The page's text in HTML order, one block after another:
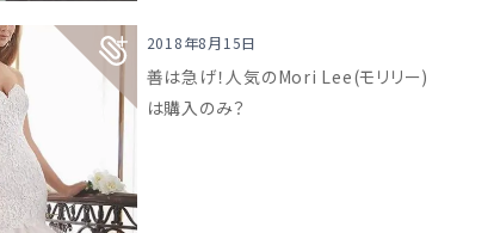
2018年8月15日
善は急げ！人気のMori Lee(モリリー)
は購入のみ？